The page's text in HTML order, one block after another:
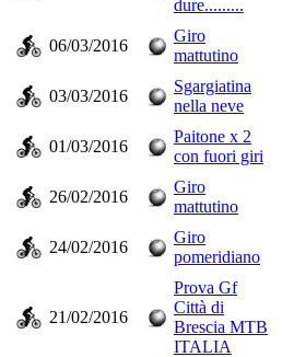
dure.........
06/03/2016
Giro
mattutino
03/03/2016
Sgargiatina
nella neve
01/03/2016
Paitone x 2
con fuori giri
26/02/2016
Giro
mattutino
24/02/2016
Giro
pomeridiano
21/02/2016
Prova Gf
Città di
Brescia MTB
ITALIA